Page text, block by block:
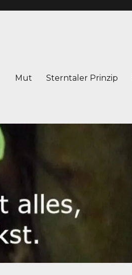
Mut Sterntaler Prinzip